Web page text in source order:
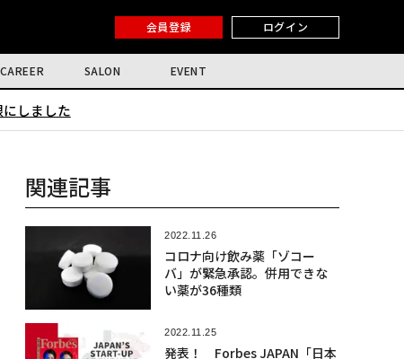
会員登録 ログイン
CAREER SALON EVENT
しました
関連記事
2022.11.26
コロナ向け飲み薬「ゾコー
バ」が緊急承認。併用できな
い薬が36種類
2022.11.25
発表！ Forbes JAPAN「日本